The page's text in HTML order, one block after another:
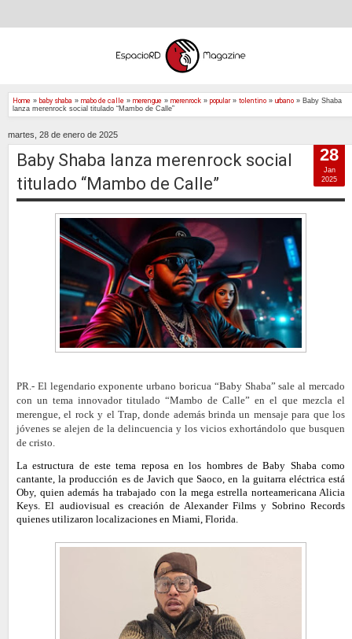
Home » baby shaba » mabo de calle » merengue » merenrock » popular» tolentino » urbano » Baby Shaba
lanza merenrock social titulado “Mambo de Calle”
martes, 28 de enero de 2025
Baby Shaba lanza merenrock social
titulado “Mambo de Calle”
PR.- El legendario exponente urbano boricua “Baby Shaba” sale al mercado
con un tema innovador titulado “Mambo de Calle” en el que mezcla el
merengue, el rock y el Trap, donde además brinda un mensaje para que los
jóvenes se alejen de la delincuencia y los vicios exhortándolo que busquen
de cristo.
La estructura de este tema reposa en los hombres deBaby Shaba como
cantante, la producción es de Javich que Saoco, en la guitarra eléctrica está
Oby, quien además ha trabajado con la mega estrella norteamericana Alicia
Keys. El audiovisual es creación de Alexander Films y Sobrino Records
quienes utilizaron localizaciones en Miami, Florida.
28
Jan
2025